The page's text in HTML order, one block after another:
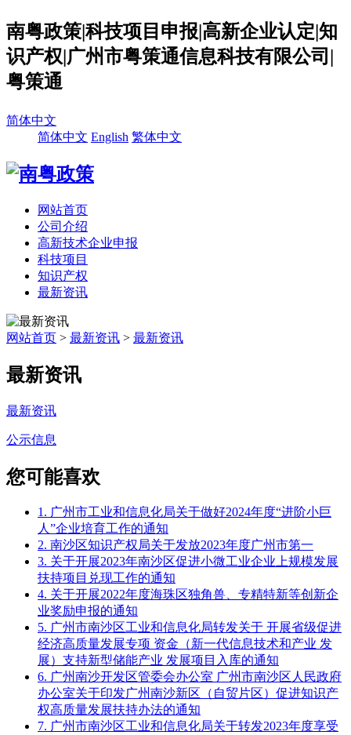
南粤政策|科技项目申报|高新企业认定|知
识产权|广州市粤策通信息科技有限公司|
粤策通
简体中文
简体中文 English 繁体中文
网站首页
公司介绍
高新技术企业申报
科技项目
知识产权
最新资讯
网站首页 > 最新资讯 > 最新资讯
最新资讯
最新资讯
公示信息
您可能喜欢
1. 广州市工业和信息化局关于做好2024年度“进阶小巨
人”企业培育工作的通知
2. 南沙区知识产权局关于发放2023年度广州市第一
3. 关于开展2023年南沙区促进小微工业企业上规模发展
扶持项目兑现工作的通知
4. 关于开展2022年度海珠区独角兽、专精特新等创新企
业奖励申报的通知
5. 广州市南沙区工业和信息化局转发关于 开展省级促进
经济高质量发展专项 资金（新一代信息技术和产业 发
展）支持新型储能产业 发展项目入库的通知
6. 广州南沙开发区管委会办公室 广州市南沙区人民政府
办公室关于印发广州南沙新区（自贸片区）促进知识产
权高质量发展扶持办法的通知
7. 广州市南沙区工业和信息化局关于转发2023年度享受